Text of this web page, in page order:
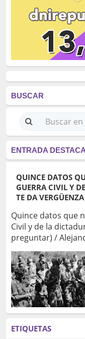
BUSCAR
ENTRADA
QUINCE DATOS
GUERRA CIVIL Y
TE DA
Quince datos que
Civil y de la
preguntar) /
ETIQUETAS